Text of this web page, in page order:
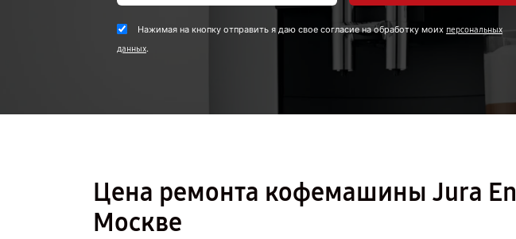
Нажимая на кнопку отправить я даю свое согласие на обработку моих персональных
данных.
Цена ремонта кофемашины Jura
Москве